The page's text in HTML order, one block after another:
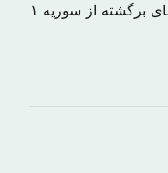
برگشته از سوریه ۱